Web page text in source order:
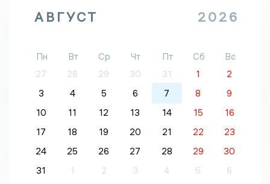
АВГУСТ 2026
Пн Вт Ср Чт Пт Сб
Вс
27
28 29 30 31 1
2
3
4 5 6 7 8
9
10
11 12 13 14 15
16
17
18 19 20 21 22
23
24
25 26 27 28 29
30
31
1 2 3 4 5 6